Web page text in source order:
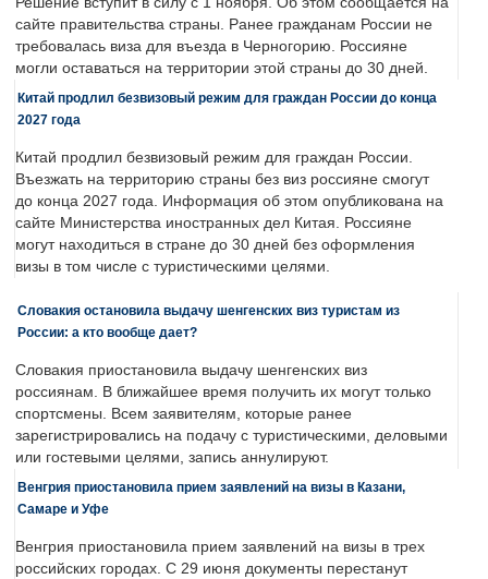
сайте правительства страны. Ранее гражданам России не
требовалась виза для въезда в Черногорию. Россияне
могли оставаться на территории этой страны до 30 дней.
Китай продлил безвизовый режим для граждан России до конца
2027 года
Китай продлил безвизовый режим для граждан России.
Въезжать на территорию страны без виз россияне смогут
до конца 2027 года. Информация об этом опубликована на
сайте Министерства иностранных дел Китая. Россияне
могут находиться в стране до 30 дней без оформления
визы в том числе с туристическими целями.
Словакия остановила выдачу шенгенских виз туристам из
России: а кто вообще дает?
Словакия приостановила выдачу шенгенских виз
россиянам. В ближайшее время получить их могут только
спортсмены. Всем заявителям, которые ранее
зарегистрировались на подачу с туристическими, деловыми
или гостевыми целями, запись аннулируют.
Венгрия приостановила прием заявлений на визы в Казани,
Самаре и Уфе
Венгрия приостановила прием заявлений на визы в трех
российских городах. С 29 июня документы перестанут